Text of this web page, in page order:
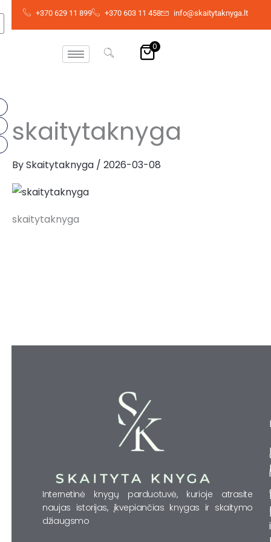
+370 629 11 899 +370 603 11 458 info@skaitytaknyga.lt
0
skaitytaknyga
BySkaitytaknyga / 2026-03-08
skaitytaknyga
Internetinė knygų parduotuvė, kurioje atrasite
naujas istorijas, įkvepiančias knygas ir skaitymo
džiaugsmo